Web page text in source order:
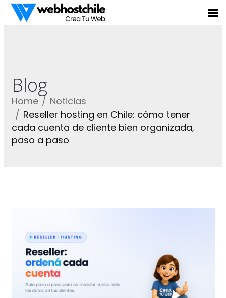
Blog
Home
Noticias
Reseller hosting en Chile: cómo tener
cada cuenta de cliente bien organizada,
paso a paso